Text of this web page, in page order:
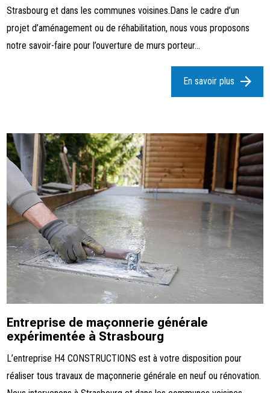
Strasbourg et dans les communes voisines.Dans le cadre d’un
projet d’aménagement ou de réhabilitation, nous vous proposons
notre savoir-faire pour l’ouverture de murs porteur...
En savoir plus
Entreprise de maçonnerie générale
expérimentée à Strasbourg
L’entreprise H4 CONSTRUCTIONS est à votre disposition pour
réaliser tous travaux de maçonnerie générale en neuf ou rénovation.